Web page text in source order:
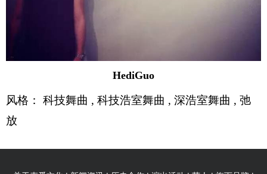
HediGuo
风格 ： 科技舞曲 , 科技浩室舞曲 , 深浩室舞曲 , 弛
放